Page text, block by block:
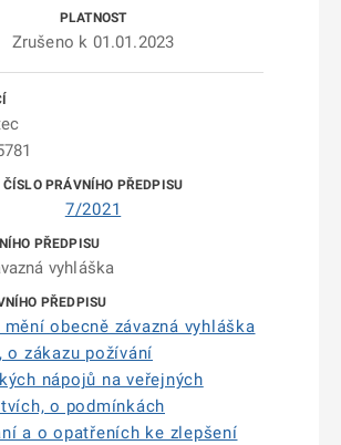
Zrušeno k 01.01.2023
7/2021
vyhláška
obecně závazná vyhláška
o zákazu požívání
nápojů na veřejných
o podmínkách
a o opatřeních ke zlepšení